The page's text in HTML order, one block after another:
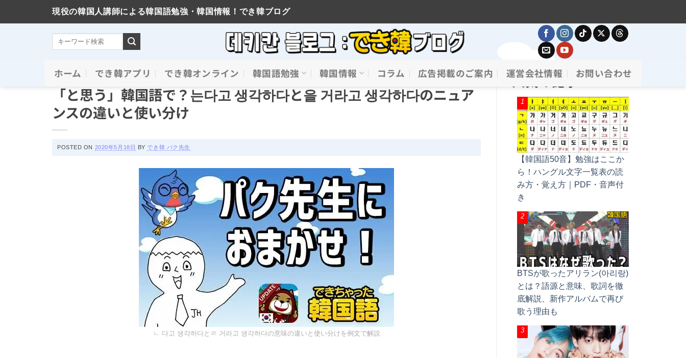
現役の韓国人講師による韓国語勉強・韓国情報！でき韓ブログ
ホーム でき韓アプリ でき韓オンライン 韓国語勉強 韓国情報 コラム 広告掲載のご案内 運営会社情報 お問い合わせ
必須文法と表現
「と思う」韓国語で？는다고 생각하다と을 거라고 생각하다のニュア
ンスの違いと使い分け
POSTED ON 2020年5月18日 BY でき韓 パク先生
ㄴ 다고 생각하다とㄹ 거라고 생각하다の意味の違いと使い分けを例文で解説
人気の記事
【韓国語50音】勉強はここか
ら！ハングル文字一覧表の読
み方・覚え方｜PDF・音声付
き
BTSが歌ったアリラン(아리랑)
とは？語源と意味、歌詞を徹
底解説、新作アルバムで再び
歌う理由も